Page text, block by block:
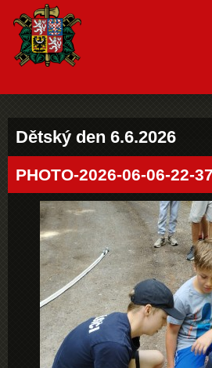
Dětský den 6.6.2026
PHOTO-2026-06-06-22-